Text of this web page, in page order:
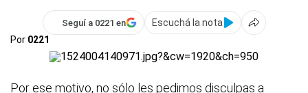
Seguí a 0221 en
Escuchá la nota
Por 0221
Por ese motivo, no sólo les pedimos disculpas a